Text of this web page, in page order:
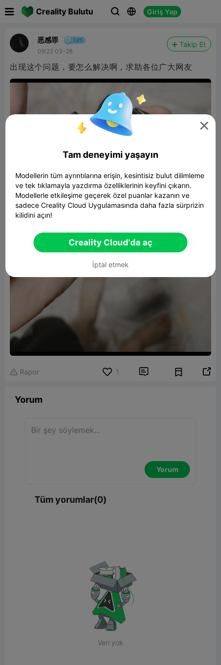
Creality Bulutu   Giriş Yap
恶感罪
09:22 03-28
Takip Et
出现这个问题，要怎么解决啊，求助各位广大网友
 Rapor 1  
Yorum
Yorum
Tüm yorumlar(0)
Veri yok

Tam deneyimi yaşayın
Modellerin tüm ayrıntılarına erişin, kesintisiz bulut dilimleme
ve tek tıklamayla yazdırma özelliklerinin keyfini çıkarın.
Modellerle etkileşime geçerek özel puanlar kazanın ve
sadece Creality Cloud Uygulamasında daha fazla sürprizin
kilidini açın!
Creality Cloud'da aç
İptal etmek